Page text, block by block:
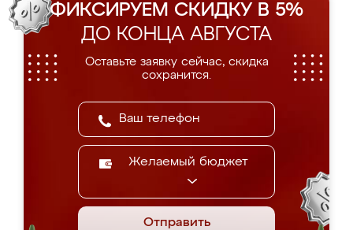
ФИКСИРУЕМ СКИДКУ В 5%
ДО КОНЦА АВГУСТА
Оставьте заявку сейчас, скидка
сохранится.
Желаемый бюджет
Отправить